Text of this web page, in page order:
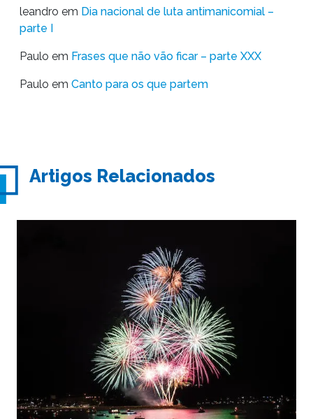
leandro em Dia nacional de luta antimanicomial –
parte I
Paulo em Frases que não vão ficar – parte XXX
Paulo em Canto para os que partem
Artigos Relacionados